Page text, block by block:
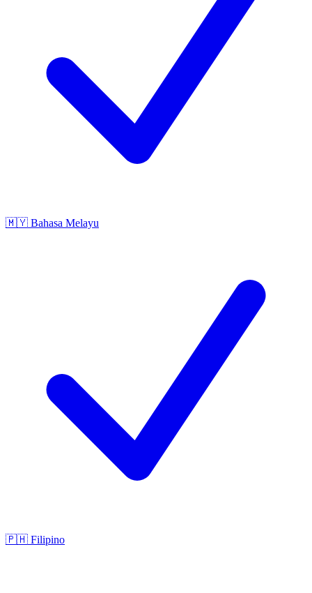
🇲🇾 Bahasa Melayu
🇵🇭 Filipino